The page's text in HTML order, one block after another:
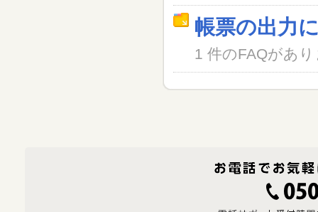
帳票の出力
1 件のFAQがあ